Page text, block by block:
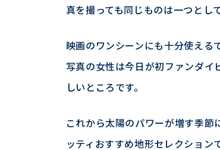
真を撮っても同じものは一つとし
映画のワンシーンにも十分使え
写真の女性は今日が初ファンダイ
しいところです。
これから太陽のパワーが増す季節
ッティおすすめ地形セレクション